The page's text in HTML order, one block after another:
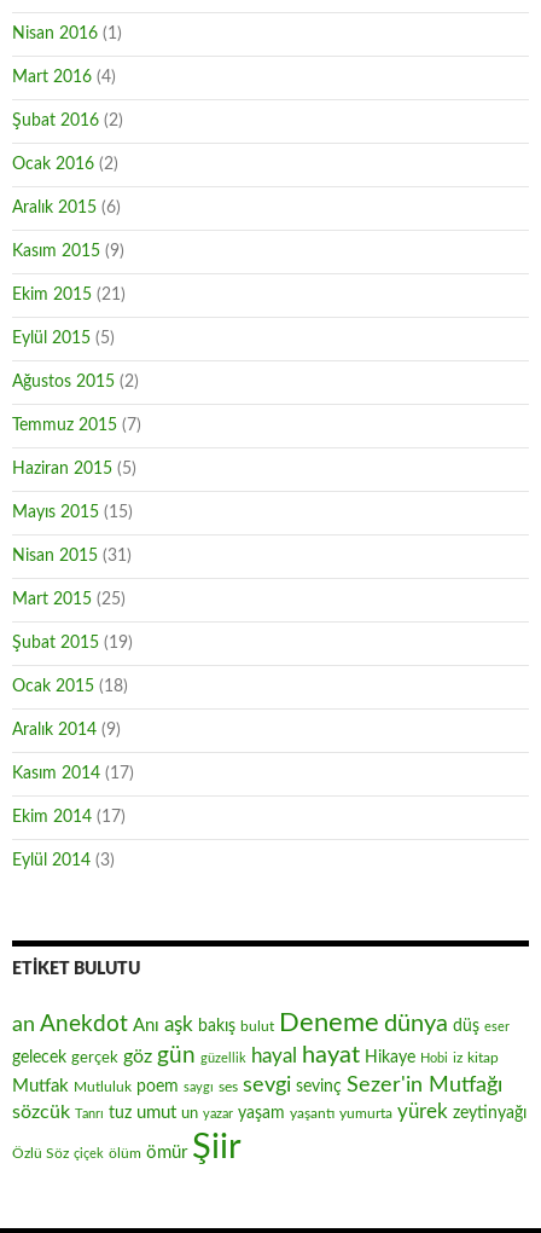
Nisan 2016 (1)
Mart 2016 (4)
Şubat 2016 (2)
Ocak 2016 (2)
Aralık 2015 (6)
Kasım 2015 (9)
Ekim 2015 (21)
Eylül 2015 (5)
Ağustos 2015 (2)
Temmuz 2015 (7)
Haziran 2015 (5)
Mayıs 2015 (15)
Nisan 2015 (31)
Mart 2015 (25)
Şubat 2015 (19)
Ocak 2015 (18)
Aralık 2014 (9)
Kasım 2014 (17)
Ekim 2014 (17)
Eylül 2014 (3)
ETIKET BULUTU
an Anekdot Anı aşk bakış bulut Deneme dünya düş eser
gelecek gerçek göz gün güzellik hayal hayat Hikaye Hobi iz kitap
Mutfak Mutluluk poem saygı ses sevgi sevinç Sezer'in Mutfağı
sözcük Tanrı tuz umut un yazar yaşam yaşantı yumurta yürek zeytinyağı
Özlü Söz çiçek ölüm ömür Şiir